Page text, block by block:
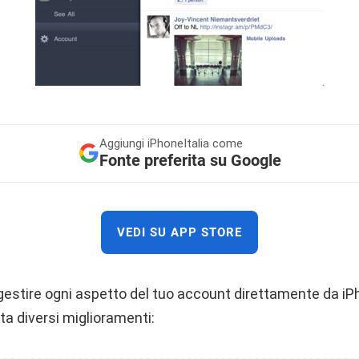
Aggiungi iPhoneItalia come
Fonte preferita su Google
VEDI SU APP STORE
ogni aspetto del tuo account direttamente da
diversi miglioramenti: